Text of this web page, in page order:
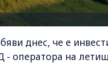
днес, че е
- оператора на